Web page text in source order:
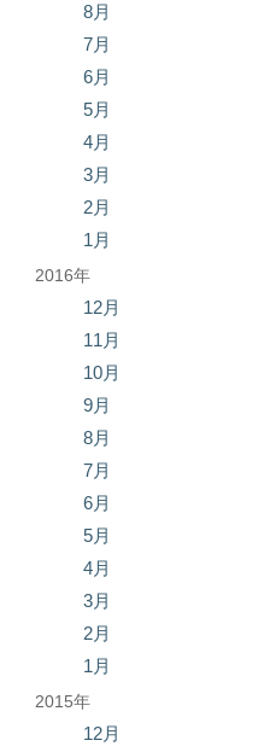
8月
7月
6月
5月
4月
3月
2月
1月
2016年
12月
11月
10月
9月
8月
7月
6月
5月
4月
3月
2月
1月
2015年
12月